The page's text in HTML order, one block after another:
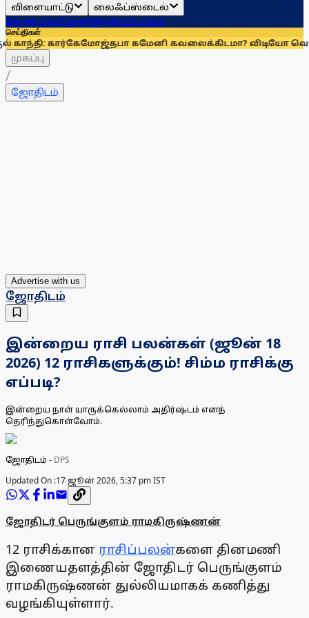
விளையாட்டு
லைஃப்ஸ்டைல்
ஜோதிடம்தமிழ்நாடுஇந்தியாஉலகம்
செய்திகள்
மோஜ்தபா கமேனி கவலைக்கிடமா? விடியோ வெளியிட்ட
முகப்பு
/
ஜோதிடம்
Advertise with us
ஜோதிடம்
இன்றைய ராசி பலன்கள் (ஜூன் 18
2026) 12 ராசிகளுக்கும்! சிம்ம ராசிக்கு
எப்படி?
இன்றைய நாள் யாருக்கெல்லாம் அதிர்ஷ்டம் எனத்
தெரிந்துகொள்வோம்.
ஜோதிடம் - DPS
Updated On :17 ஜூன் 2026, 5:37 pm IST
ஜோதிடர் பெருங்குளம் ராமகிருஷ்ணன்
12 ராசிக்கான ராசிப்பலன்களை தினமணி
இணையதளத்தின் ஜோதிடர் பெருங்குளம்
ராமகிருஷ்ணன் துல்லியமாகக் கணித்து
வழங்கியுள்ளார்.